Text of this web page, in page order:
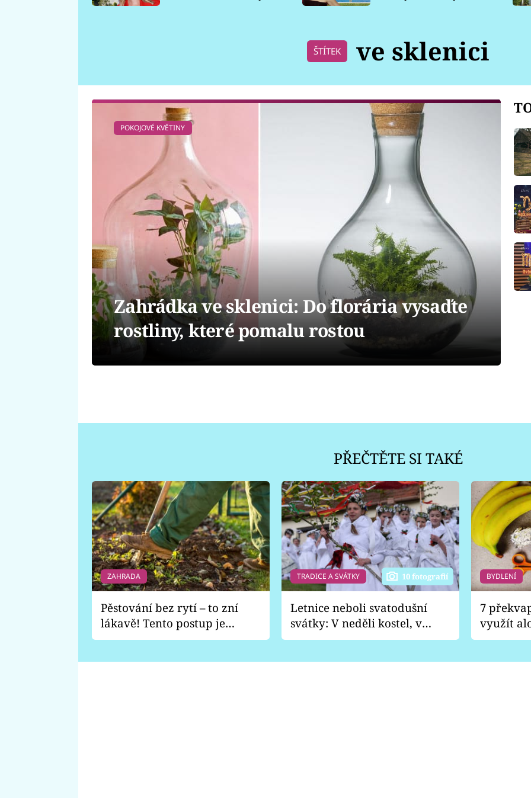
ŠTÍTEK ve sklenici
POKOJOVÉ KVĚTINY
Zahrádka ve sklenici: Do florária vysaďte
rostliny, které pomalu rostou
PŘEČTĚTE SI TAKÉ
ZAHRADA
Pěstování bez rytí – to zní
lákavě! Tento postup je
vhodný jen pro některé
TRADICE A SVÁTKY 10 fotografií
Letnice neboli svatodušní
svátky: V neděli kostel, v
pondělí zábava
BYDLENÍ
7
využít